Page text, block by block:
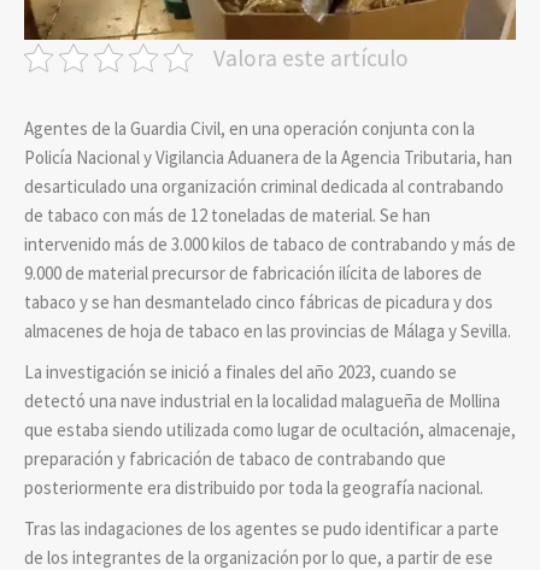
Valora este artículo
Agentes de la Guardia Civil, en una operación conjunta con la
Policía Nacional y Vigilancia Aduanera de la Agencia Tributaria, han
desarticulado una organización criminal dedicada al contrabando
de tabaco con más de 12 toneladas de material. Se han
intervenido más de 3.000 kilos de tabaco de contrabando y más de
9.000 de material precursor de fabricación ilícita de labores de
tabaco y se han desmantelado cinco fábricas de picadura y dos
almacenes de hoja de tabaco en las provincias de Málaga y Sevilla.
La investigación se inició a finales del año 2023, cuando se
detectó una nave industrial en la localidad malagueña de Mollina
que estaba siendo utilizada como lugar de ocultación, almacenaje,
preparación y fabricación de tabaco de contrabando que
posteriormente era distribuido por toda la geografía nacional.
Tras las indagaciones de los agentes se pudo identificar a parte
de los integrantes de la organización por lo que, a partir de ese